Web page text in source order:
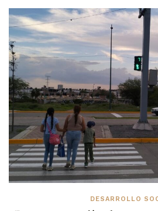
DESARROLLO